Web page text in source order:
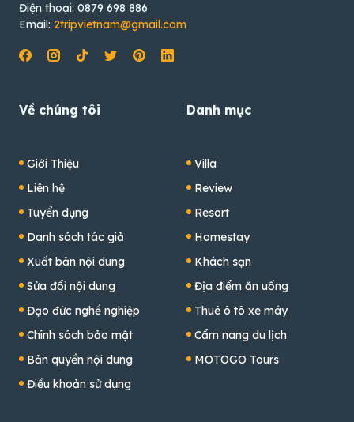
Điện thoại: 0879 698 886
Email: 2tripvietnam@gmail.com
Về chúng tôi
Giới Thiệu
Liên hệ
Tuyển dụng
Danh sách tác giả
Xuất bản nội dung
Sửa đổi nội dung
Đạo đức nghề nghiệp
Chính sách bảo mật
Bản quyền nội dung
Điều khoản sử dụng
Danh mục
Villa
Review
Resort
Homestay
Khách sạn
Địa điểm ăn uống
Thuê ô tô xe máy
Cẩm nang du lịch
MOTOGO Tours